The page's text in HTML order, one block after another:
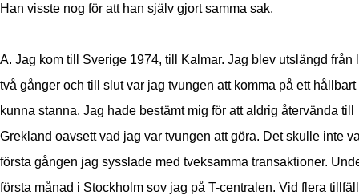
Han visste nog för att han själv gjort samma sak.
A. Jag kom till Sverige 1974, till Kalmar. Jag blev utslängd från
två gånger och till slut var jag tvungen att komma på ett hållbart
kunna stanna. Jag hade bestämt mig för att aldrig återvända till
Grekland oavsett vad jag var tvungen att göra. Det skulle inte
första gången jag sysslade med tveksamma transaktioner.
första månad i Stockholm sov jag på T-centralen. Vid flera